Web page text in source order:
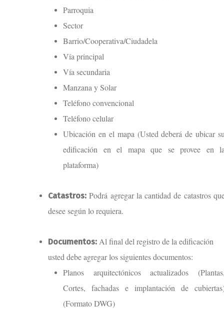
Parroquia
Sector
Barrio/Cooperativa/Ciudadela
Vía principal
Vía secundaria
Manzana y Solar
Teléfono convencional
Teléfono celular
Ubicación en el mapa (Usted deberá de ubicar
edificación en el mapa que se provee en
plataforma)
Catastros:Podrá agregar la cantidad de catastros
desee según lo requiera.
Documentos: Al final del registro de la edificación
usted debe agregar los siguientes documentos:
Planos arquitectónicos actualizados
Cortes, fachadas e implantación de
(Formato DWG)